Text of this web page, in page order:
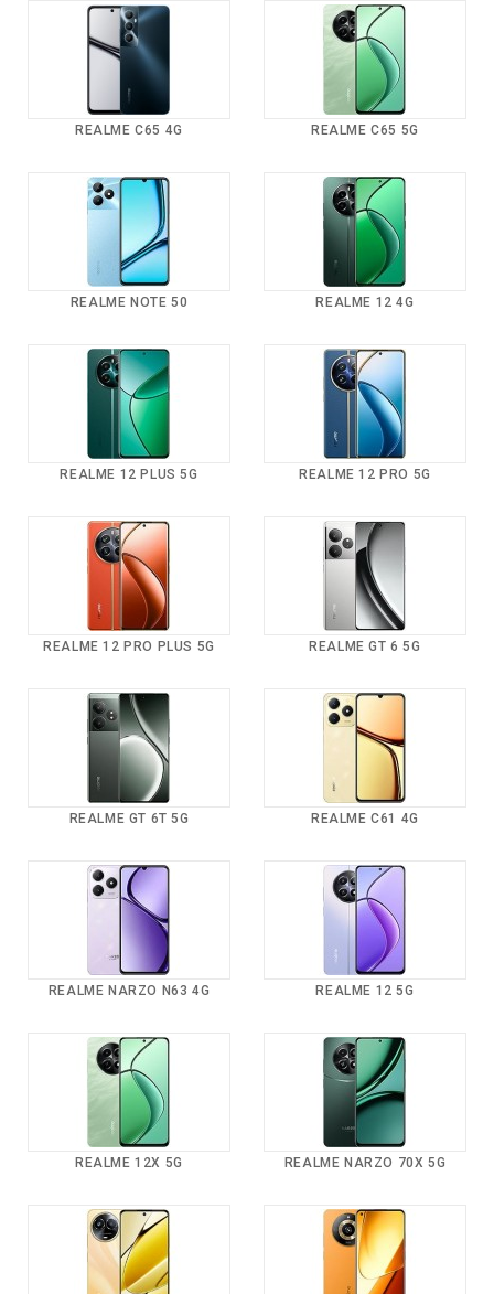
REALME C65 4G REALME C65 5G
REALME NOTE 50 REALME 12 4G
REALME 12 PLUS 5G REALME 12 PRO 5G
REALME 12 PRO PLUS 5G REALME GT 6 5G
REALME GT 6T 5G REALME C61 4G
REALME NARZO N63 4G REALME 12 5G
REALME 12X 5G REALME NARZO 70X 5G